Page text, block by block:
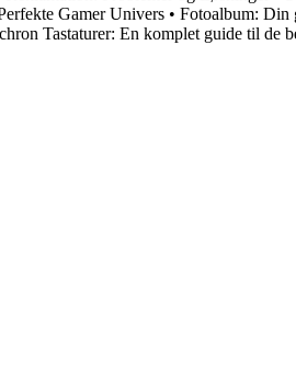
Gamer Univers • Fotoalbum: Din
Tastaturer: En komplet guide til de